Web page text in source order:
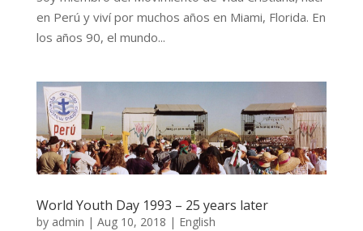
en Perú y viví por muchos años en Miami, Florida. En
los años 90, el mundo...
World Youth Day 1993 – 25 years later
by admin | Aug 10, 2018 | English